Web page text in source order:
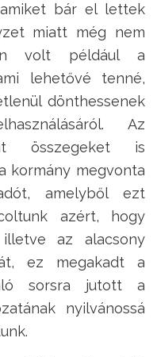
bár el lettek
miatt még nem
volt például a
lehetővé tenné,
dönthessenek
Az
összegeket is
kormány megvonta
amelyből ezt
azért, hogy
az alacsony
ez megakadt a
sorsra jutott a
nyilvánossá